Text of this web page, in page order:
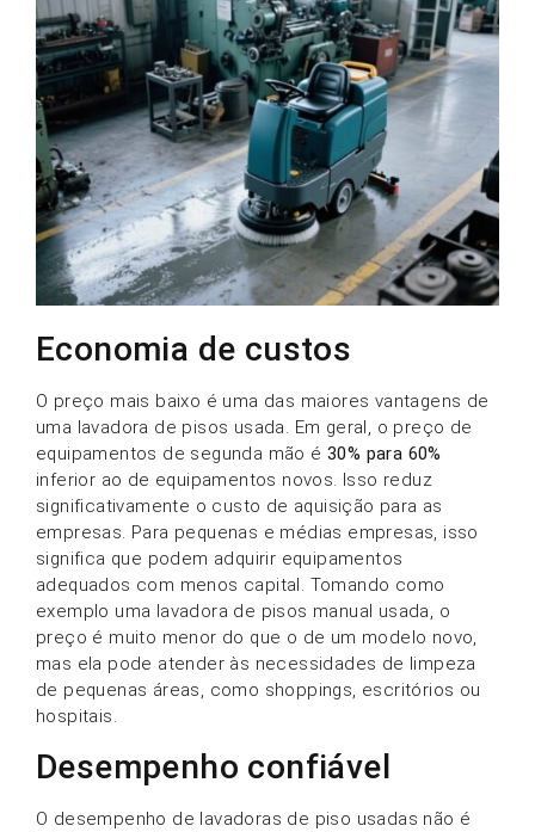
Economia de custos
O preço mais baixo é uma das maiores vantagens de
uma lavadora de pisos usada. Em geral, o preço de
equipamentos de segunda mão é 30% para 60%
inferior ao de equipamentos novos. Isso reduz
significativamente o custo de aquisição para as
empresas. Para pequenas e médias empresas, isso
significa que podem adquirir equipamentos
adequados com menos capital. Tomando como
exemplo uma lavadora de pisos manual usada, o
preço é muito menor do que o de um modelo novo,
mas ela pode atender às necessidades de limpeza
de pequenas áreas, como shoppings, escritórios ou
hospitais.
Desempenho confiável
O desempenho de lavadoras de piso usadas não é